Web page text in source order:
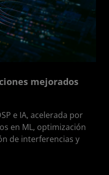
mejorados
e IA, acelerada por
en ML, optimización
de interferencias y